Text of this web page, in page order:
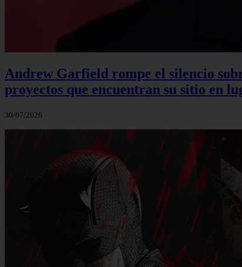
Andrew Garfield rompe el silencio
proyectos que encuentran su sitio en
30/07/2026